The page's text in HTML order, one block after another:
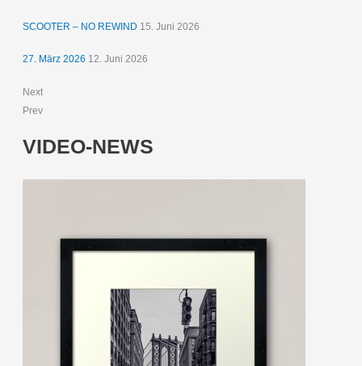
SCOOTER – NO REWIND 15. Juni 2026
27. März 2026 12. Juni 2026
Next
Prev
VIDEO-NEWS